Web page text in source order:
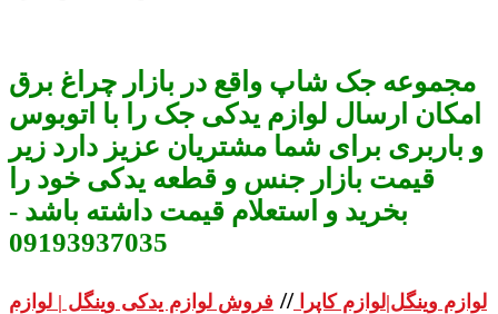
مجموعه جک شاپ واقع در بازار چراغ برق
امکان ارسال لوازم یدکی جک را با اتوبوس
و باربری برای شما مشتریان عزیز دارد زیر
قیمت بازار جنس و قطعه یدکی خود را
بخرید و استعلام قیمت داشته باشد -
09193937035
لوازم وینگل|لوازم کاپرا// فروش لوازم یدکی وینگل | لوازم